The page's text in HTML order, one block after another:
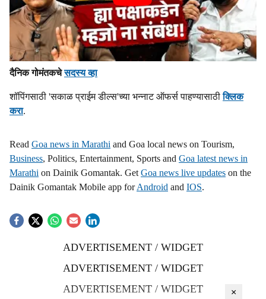
दैनिक गोमंतकचेसदस्य व्हा
शॉपिंगसाठी 'सकाळ प्राईम डील्स'च्या भन्नाट ऑफर्स पाहण्यासाठीक्लिक
करा.
Read Goa news in Marathi and Goa local news on Tourism,
Business, Politics, Entertainment, Sports and Goa latest news in
Marathi on Dainik Gomantak. Get Goa news live updates on the
Dainik Gomantak Mobile app forAndroid and IOS.
ADVERTISEMENT / WIDGET
ADVERTISEMENT / WIDGET
ADVERTISEMENT / WIDGET
×